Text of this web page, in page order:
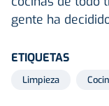
gente ha
ETIQUETAS
Limpieza